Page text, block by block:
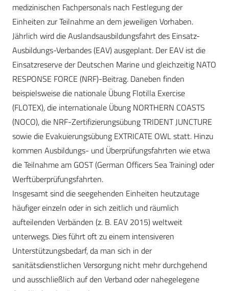
medizinischen Fachpersonals nach Festlegung der
Einheiten zur Teilnahme an dem jeweiligen Vorhaben.
Jährlich wird die Auslandsausbildungsfahrt des Einsatz-
Ausbildungs-Verbandes (EAV) ausgeplant. Der EAV ist die
Einsatzreserve der Deutschen Marine und gleichzeitig NATO
RESPONSE FORCE (NRF)-Beitrag. Daneben finden
beispielsweise die nationale Übung Flotilla Exercise
(FLOTEX), die internationale Übung NORTHERN COASTS
(NOCO), die NRF-Zertifizierungsübung TRIDENT JUNCTURE
sowie die Evakuierungsübung EXTRICATE OWL statt. Hinzu
kommen Ausbildungs- und Überprüfungsfahrten wie etwa
die Teilnahme am GOST (German Officers Sea Training) oder
Werftüberprüfungsfahrten.
Insgesamt sind die seegehenden Einheiten heutzutage
häufiger einzeln oder in sich zeitlich und räumlich
aufteilenden Verbänden (z. B. EAV 2015) weltweit
unterwegs. Dies führt oft zu einem intensiveren
Unterstützungsbedarf, da man sich in der
sanitätsdienstlichen Versorgung nicht mehr durchgehend
undausschließlich auf den Verband oder nahegelegene